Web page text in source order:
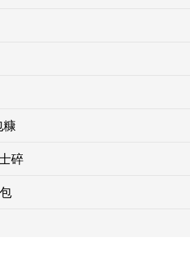
糠
碎